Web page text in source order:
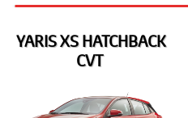
YARIS XS HATCHBACK
CVT